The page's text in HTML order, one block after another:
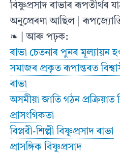
বিষ্ণুপ্ৰসাদ ৰাভাৰ ৰূপতীৰ্থৰ
অনুপ্ৰেৰণা আছিল | ৰূপজ্যোতি
❧ | আৰু পঢ়ক:
ৰাভা চেতনাৰ পুনৰ মূল্যায়ন
সমাজৰ প্ৰকৃত ৰূপান্তৰত
ৰাভা
অসমীয়া জাতি গঠন প্ৰক্ৰিয়াত
প্ৰাসংগিকতা
বিপ্লৱী-শিল্পী বিষ্ণুপ্ৰসাদ ৰাভা
প্ৰাসঙ্গিক বিষ্ণুপ্ৰসাদ